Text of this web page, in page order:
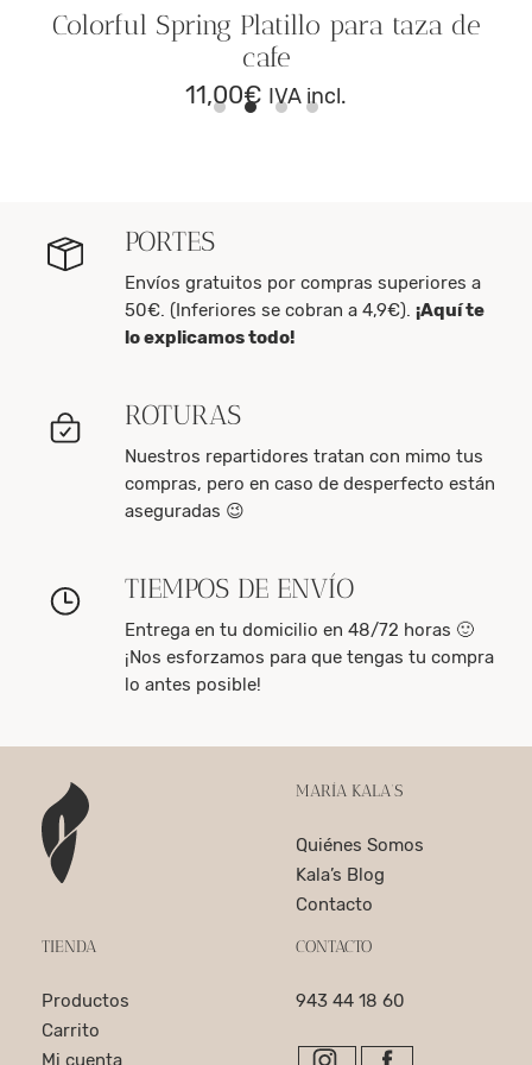
Colorful Spring Platillo para taza de
cafe
11,00€ IVA incl.
PORTES
Envíos gratuitos por compras superiores a
50€. (Inferiores se cobran a 4,9€). ¡Aquí te
lo explicamos todo!
ROTURAS
Nuestros repartidores tratan con mimo tus
compras, pero en caso de desperfecto están
aseguradas 😉
TIEMPOS DE ENVÍO
Entrega en tu domicilio en 48/72 horas 🙂
¡Nos esforzamos para que tengas tu compra
lo antes posible!
MARÍA KALA’S
Quiénes Somos
Kala’s Blog
Contacto
TIENDA
Productos
Carrito
Mi cuenta
CONTACTO
943 44 18 60